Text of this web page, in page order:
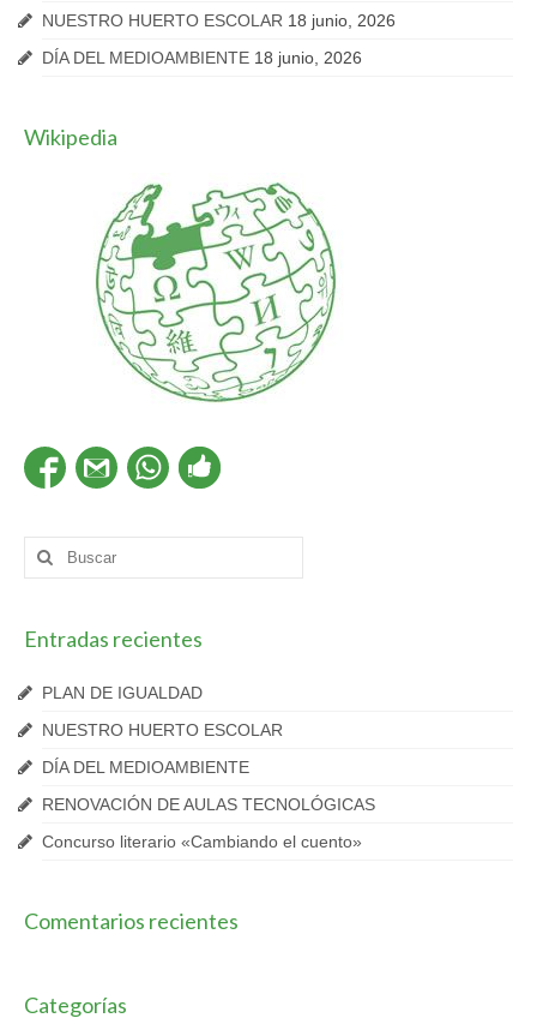
NUESTRO HUERTO ESCOLAR 18 junio, 2026
DÍA DEL MEDIOAMBIENTE 18 junio, 2026
Wikipedia
Buscar
por:
Entradas recientes
PLAN DE IGUALDAD
NUESTRO HUERTO ESCOLAR
DÍA DEL MEDIOAMBIENTE
RENOVACIÓN DE AULAS TECNOLÓGICAS
Concurso literario «Cambiando el cuento»
Comentarios recientes
Categorías